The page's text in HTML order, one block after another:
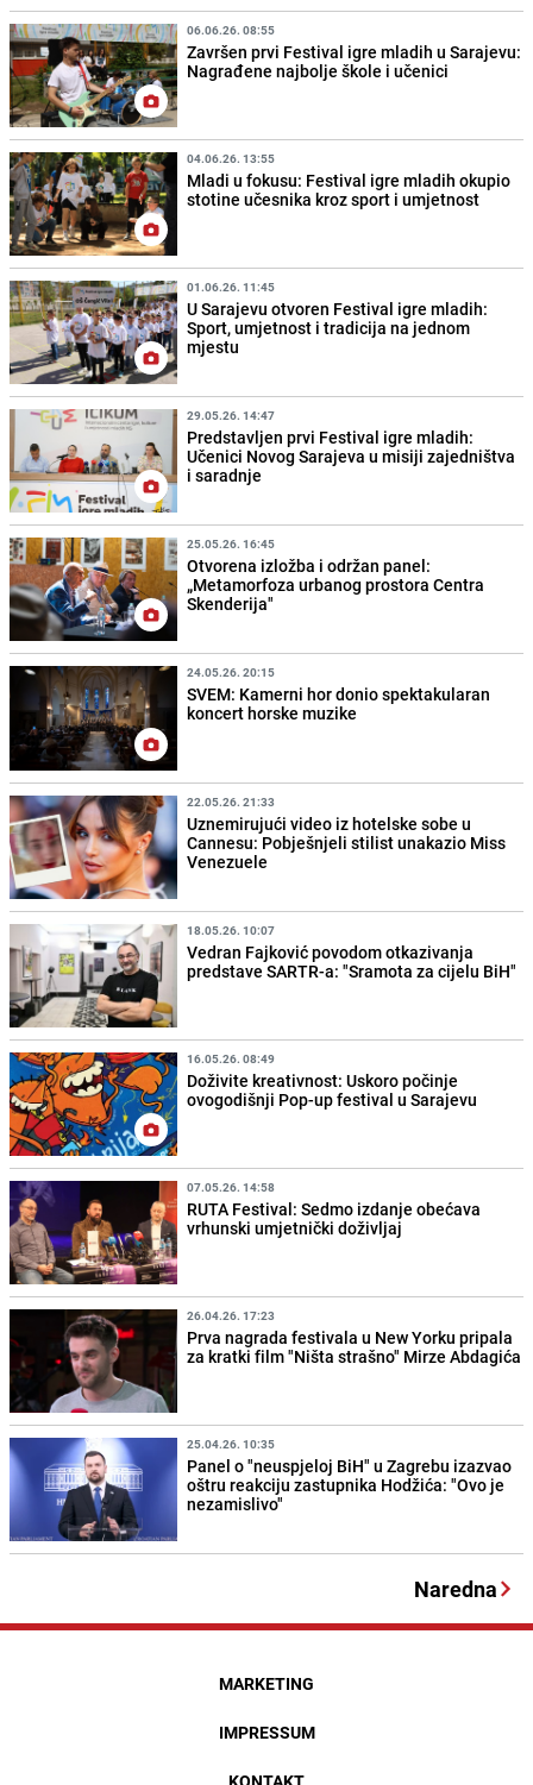
06.06.26. 08:55
Završen prvi Festival igre mladih u Sarajevu:
Nagrađene najbolje škole i učenici
04.06.26. 13:55
Mladi u fokusu: Festival igre mladih okupio
stotine učesnika kroz sport i umjetnost
01.06.26. 11:45
U Sarajevu otvoren Festival igre mladih:
Sport, umjetnost i tradicija na jednom
mjestu
29.05.26. 14:47
Predstavljen prvi Festival igre mladih:
Učenici Novog Sarajeva u misiji zajedništva
i saradnje
25.05.26. 16:45
Otvorena izložba i održan panel:
„Metamorfoza urbanog prostora Centra
Skenderija"
24.05.26. 20:15
SVEM: Kamerni hor donio spektakularan
koncert horske muzike
22.05.26. 21:33
Uznemirujući video iz hotelske sobe u
Cannesu: Pobješnjeli stilist unakazio Miss
Venezuele
18.05.26. 10:07
Vedran Fajković povodom otkazivanja
predstave SARTR-a: "Sramota za cijelu BiH"
16.05.26. 08:49
Doživite kreativnost: Uskoro počinje
ovogodišnji Pop-up festival u Sarajevu
07.05.26. 14:58
RUTA Festival: Sedmo izdanje obećava
vrhunski umjetnički doživljaj
26.04.26. 17:23
Prva nagrada festivala u New Yorku pripala
za kratki film "Ništa strašno" Mirze Abdagića
25.04.26. 10:35
Panel o "neuspjeloj BiH" u Zagrebu izazvao
oštru reakciju zastupnika Hodžića: "Ovo je
nezamislivo"
Naredna
MARKETING
IMPRESSUM